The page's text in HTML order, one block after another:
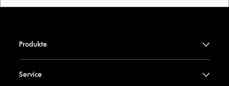
Produkte
Service